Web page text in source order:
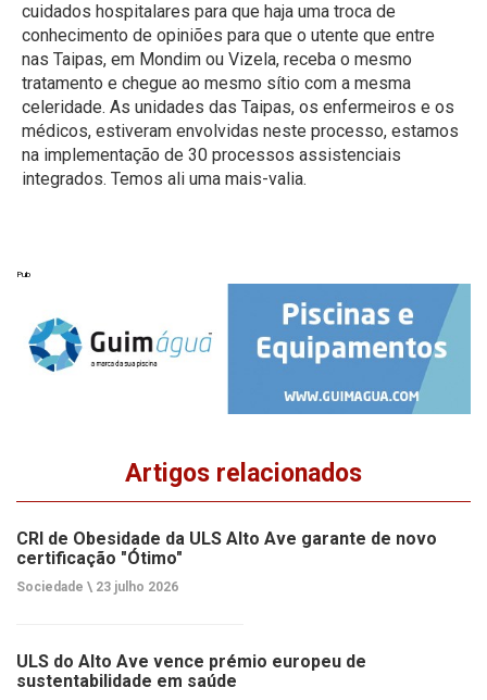
cuidados hospitalares para que haja uma troca de
conhecimento de opiniões para que o utente que entre
nas Taipas, em Mondim ou Vizela, receba o mesmo
tratamento e chegue ao mesmo sítio com a mesma
celeridade. As unidades das Taipas, os enfermeiros e os
médicos, estiveram envolvidas neste processo, estamos
na implementação de 30 processos assistenciais
integrados. Temos ali uma mais-valia.
Pub
Artigos relacionados
CRI de Obesidade da ULS Alto Ave garante de novo
certificação "Ótimo"
Sociedade \ 23 julho 2026
ULS do Alto Ave vence prémio europeu de
sustentabilidade em saúde